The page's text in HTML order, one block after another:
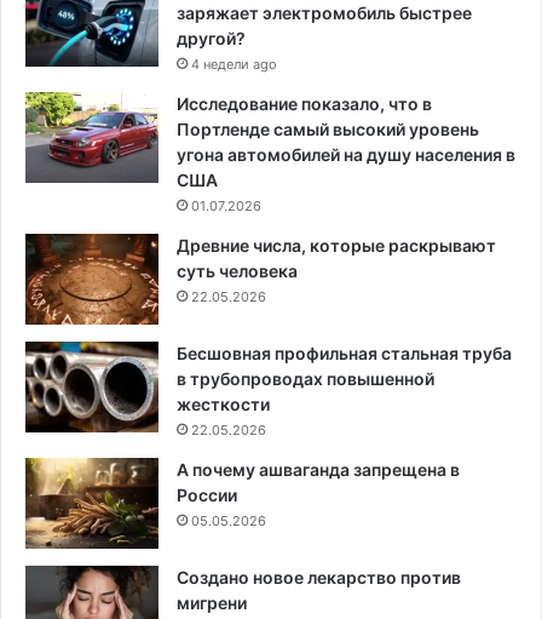
заряжает электромобиль быстрее
другой?
4 недели ago
Исследование показало, что в
Портленде самый высокий уровень
угона автомобилей на душу населения в
США
01.07.2026
Древние числа, которые раскрывают
суть человека
22.05.2026
Бесшовная профильная стальная труба
в трубопроводах повышенной
жесткости
22.05.2026
А почему ашваганда запрещена в
России
05.05.2026
Создано новое лекарство против
мигрени